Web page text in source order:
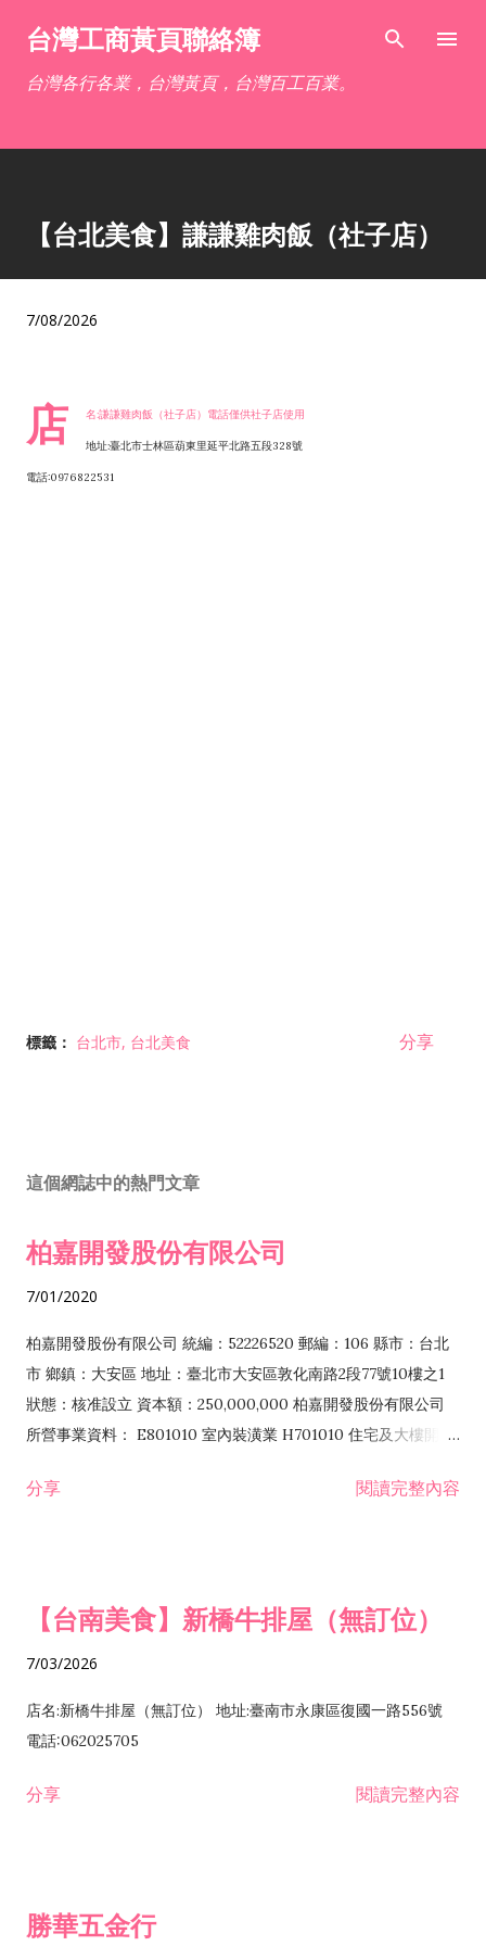
跳到主要內容
台灣工商黃頁聯絡簿
台灣各行各業，台灣黃頁，台灣百工百業。
【台北美食】謙謙雞肉飯（社子店）
7/08/2026
店 名:謙謙雞肉飯（社子店）電話僅供社子店使用
地址:臺北市士林區葫東里延平北路五段328號
電話:0976822531
標籤： 台北市 台北美食 分享
這個網誌中的熱門文章
柏嘉開發股份有限公司
7/01/2020
柏嘉開發股份有限公司 統編：52226520 郵編：106 縣市：台北
市 鄉鎮：大安區 地址：臺北市大安區敦化南路2段77號10樓之1
狀態：核准設立 資本額：250,000,000 柏嘉開發股份有限公司
所營事業資料： E801010 室內裝潢業 H701010 住宅及大樓開發
發業 H703090 不動產買賣業 H703100 不動產租賃業 I503010
分享 閱讀完整內容
【台南美食】新橋牛排屋（無訂位）
7/03/2026
店名:新橋牛排屋（無訂位） 地址:臺南市永康區復國一路556號
電話:062025705
分享 閱讀完整內容
勝華五金行